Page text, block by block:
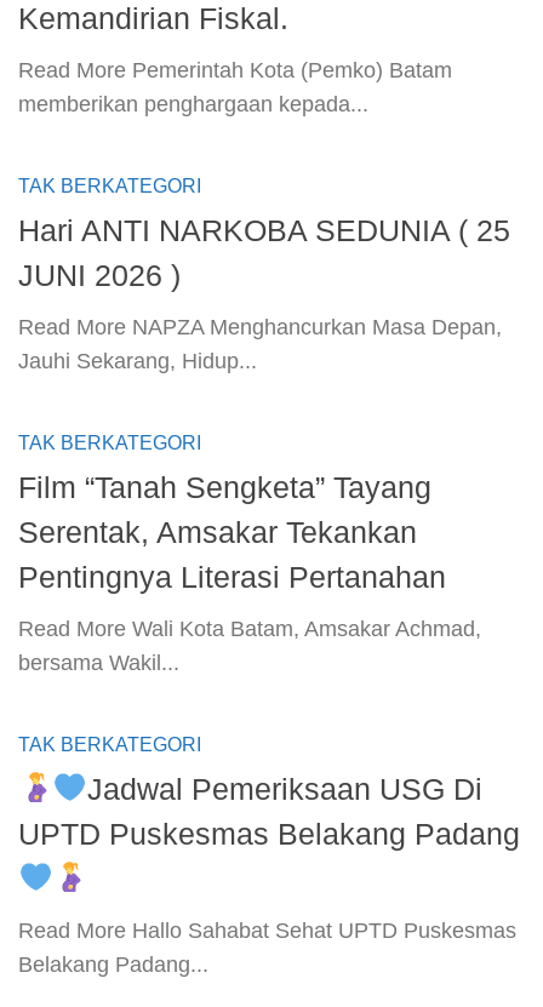
Kemandirian Fiskal.
​Read More​ Pemerintah Kota (Pemko) Batam
memberikan penghargaan kepada...
TAK BERKATEGORI
Hari ANTI NARKOBA SEDUNIA ( 25
JUNI 2026 )
​Read More​ NAPZA Menghancurkan Masa Depan,
Jauhi Sekarang, Hidup...
TAK BERKATEGORI
Film “Tanah Sengketa” Tayang
Serentak, Amsakar Tekankan
Pentingnya Literasi Pertanahan
​Read More​ Wali Kota Batam, Amsakar Achmad,
bersama Wakil...
TAK BERKATEGORI
Jadwal Pemeriksaan USG Di
UPTD Puskesmas Belakang Padang
​Read More​ Hallo Sahabat Sehat UPTD Puskesmas
Belakang Padang...